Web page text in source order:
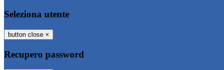
Seleziona utente
button close ×
Recupero password